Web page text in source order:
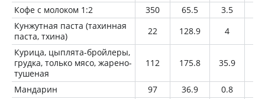
Кофе с молоком 1:2 350 65.5 3.5
Кунжутная паста (тахинная
паста, тхина)
22 128.9 4
Курица, цыплята-бройлеры,
грудка, только мясо, жарено-
тушеная
112 175.8 35.9
Мандарин 97 36.9 0.8